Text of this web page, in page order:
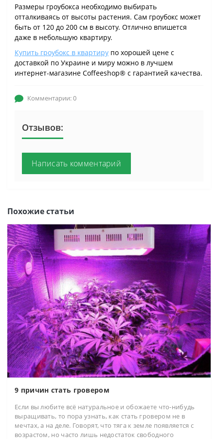
Размеры гроубокса необходимо выбирать
отталкиваясь от высоты растения. Сам гроубокс может
быть от 120 до 200 см в высоту. Отлично впишется
даже в небольшую квартиру.
Купить гроубокс в квартиру по хорошей цене с
доставкой по Украине и миру можно в лучшем
интернет-магазине Coffeeshop® с гарантией качества.
Комментарии: 0
Отзывов:
Написать комментарий
Похожие статьи
9 причин стать гровером
Если вы любите всё натуральное и обожаете что-нибудь
выращивать, то пора узнать, как стать гровером не в
мечтах, а на деле. Говорят, что тяга к земле появляется с
возрастом, но часто лишь недостаток свободного